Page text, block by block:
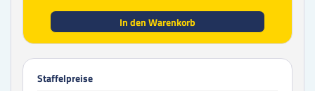
In den Warenkorb
Staffelpreise